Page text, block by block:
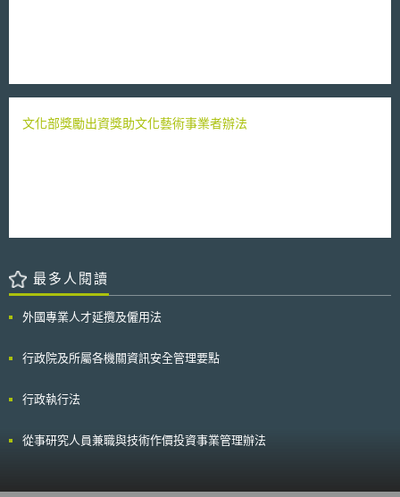
文化部獎勵出資獎助文化藝術事業者辦法
最多人閱讀
外國專業人才延攬及僱用法
行政院及所屬各機關資訊安全管理要點
行政執行法
從事研究人員兼職與技術作價投資事業管理辦法